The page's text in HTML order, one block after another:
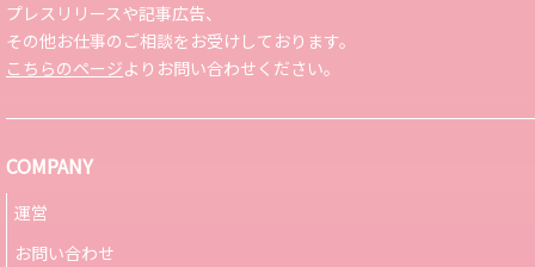
プレスリリースや記事広告、
その他お仕事のご相談をお受けしております。
こちらのページよりお問い合わせください。
COMPANY
運営
お問い合わせ